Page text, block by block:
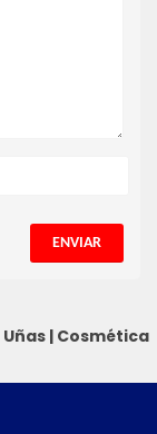
ENVIAR
Uñas| Cosmética